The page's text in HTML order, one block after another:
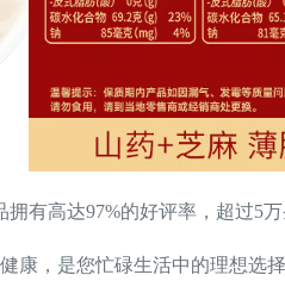
有高达97%的好评率，超过5
，是您忙碌生活中的理想选